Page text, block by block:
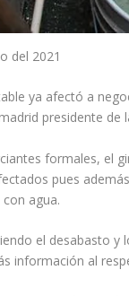
del 2021
ya afectó a
presidente de
formales, el
pues
agua.
el desabasto
información al